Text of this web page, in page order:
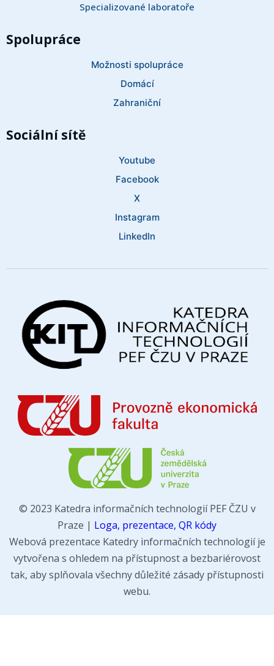
Specializované laboratoře
Spolupráce
Možnosti spolupráce
Domácí
Zahraniční
Sociální sítě
Youtube
Facebook
X
Instagram
LinkedIn
© 2023 Katedra informačních technologií PEF ČZU v
Praze | Loga, prezentace, QR kódy
Webová prezentace Katedry informačních technologií je
vytvořena s ohledem na přístupnost a bezbariérovost
tak, aby splňovala všechny důležité zásady přístupnosti
webu.